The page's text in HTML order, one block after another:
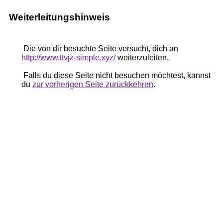
Weiterleitungshinweis
Die von dir besuchte Seite versucht, dich an
http://www.ttvjz-simple.xyz/weiterzuleiten.
Falls du diese Seite nicht besuchen möchtest, kannst
du zur vorherigen Seite zurückkehren.